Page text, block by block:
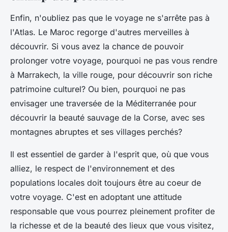
Enfin, n'oubliez pas que le voyage ne s'arrête pas à
l'Atlas. Le Maroc regorge d'autres merveilles à
découvrir. Si vous avez la chance de pouvoir
prolonger votre voyage, pourquoi ne pas vous rendre
à Marrakech, la ville rouge, pour découvrir son riche
patrimoine culturel? Ou bien, pourquoi ne pas
envisager une traversée de la Méditerranée pour
découvrir la beauté sauvage de la Corse, avec ses
montagnes abruptes et ses villages perchés?
Il est essentiel de garder à l'esprit que, où que vous
alliez, le respect de l'environnement et des
populations locales doit toujours être au coeur de
votre voyage. C'est en adoptant une attitude
responsable que vous pourrez pleinement profiter de
la richesse et de la beauté des lieux que vous visitez,